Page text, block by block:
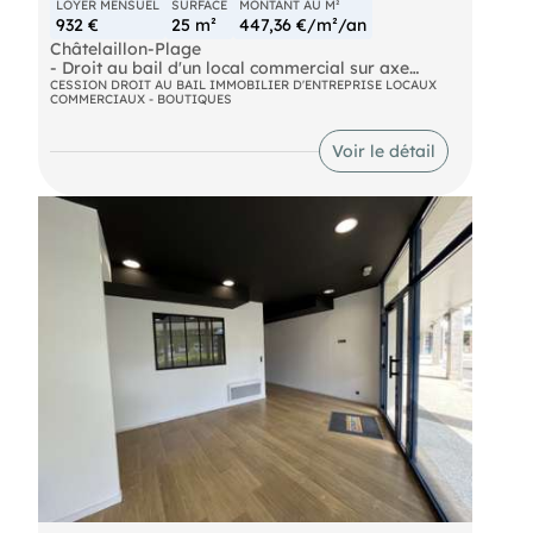
LOYER MENSUEL
932 €
SURFACE
25 m²
MONTANT AU M²
447,36 €/m²/an
Châtelaillon-Plage
- Droit au bail d'un local commercial sur axe
majeur de la ville. Surface de vente de 25m² avec
WC et point d'eau. Possibilité d'exploiter une
partie en façade sur domaine public. Très belle
CESSION DROIT AU BAIL IMMOBILIER D'ENTREPRISE LOCAUX
COMMERCIAUX - BOUTIQUES
Voir le détail